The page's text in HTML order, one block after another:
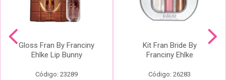
Gloss Fran By Franciny
Ehlke Lip Bunny
Código: 23289
Kit Fran Bride By
Franciny Ehlke
Código: 26283